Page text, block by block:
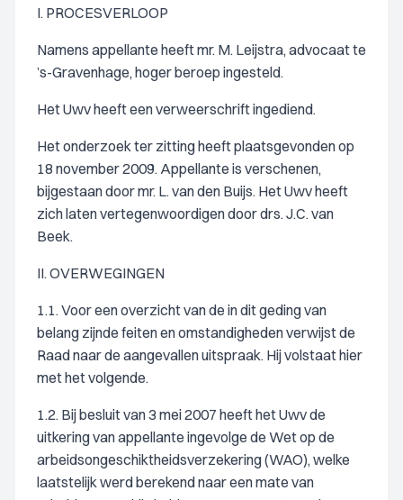
I. PROCESVERLOOP
Namens appellante heeft mr. M. Leijstra, advocaat te
’s-Gravenhage, hoger beroep ingesteld.
Het Uwv heeft een verweerschrift ingediend.
Het onderzoek ter zitting heeft plaatsgevonden op
18 november 2009. Appellante is verschenen,
bijgestaan door mr. L. van den Buijs. Het Uwv heeft
zich laten vertegenwoordigen door drs. J.C. van
Beek.
II. OVERWEGINGEN
1.1. Voor een overzicht van de in dit geding van
belang zijnde feiten en omstandigheden verwijst de
Raad naar de aangevallen uitspraak. Hij volstaat hier
met het volgende.
1.2. Bij besluit van 3 mei 2007 heeft het Uwv de
uitkering van appellante ingevolge de Wet op de
arbeidsongeschiktheidsverzekering (WAO), welke
laatstelijk werd berekend naar een mate van